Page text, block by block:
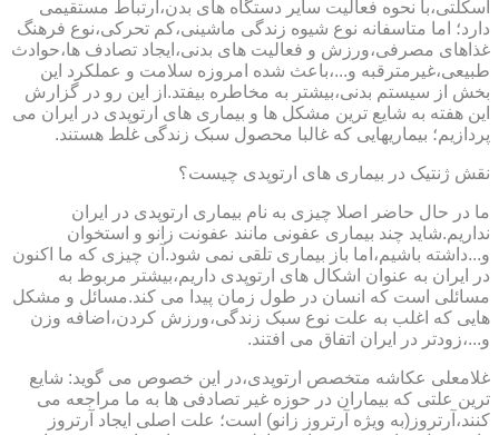
اسکلتی،با نحوه فعالیت سایر دستگاه های بدن،ارتباط مستقیمی
دارد؛ اما متاسفانه نوع شیوه زندگی ماشینی،کم تحرکی،نوع فرهنگ
غذاهای مصرفی،ورزش و فعالیت های بدنی،ایجاد تصادف ها،حوادث
طبیعی،غیرمترقبه و...،باعث شده امروزه سلامت و عملکرد این
بخش از سیستم بدنی،بیشتر به مخاطره بیفتد.از این رو در گزارش
این هفته به شایع ترین مشکل ها و بیماری های ارتوپدی در ایران می
پردازیم؛ بیماریهایی که غالبا محصول سبک زندگی غلط هستند.
نقش ژنتیک در بیماری های ارتوپدی چیست؟
ما در حال حاضر اصلا چیزی به نام بیماری ارتوپدی در ایران
نداریم.شاید چند بیماری عفونی مانند عفونت زانو و استخوان
و...داشته باشیم،اما باز بیماری تلقی نمی شود.آن چیزی که ما اکنون
در ایران به عنوان اشکال های ارتوپدی داریم،بیشتر مربوط به
مسائلی است که انسان در طول زمان پیدا می کند.مسائل و مشکل
هایی که اغلب به علت نوع سبک زندگی،ورزش کردن،اضافه وزن
و...،زودتر در ایران اتفاق می افتند.
غلامعلی عکاشه متخصص ارتوپدی،در این خصوص می گوید: شایع
ترین علتی که بیماران در حوزه غیر تصادفی ها به ما مراجعه می
کنند،آرتروز(به ویژه آرتروز زانو) است؛ علت اصلی ایجاد آرتروز